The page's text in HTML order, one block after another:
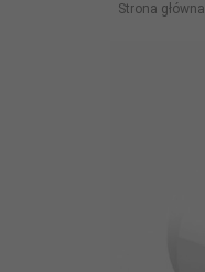
Strona główna